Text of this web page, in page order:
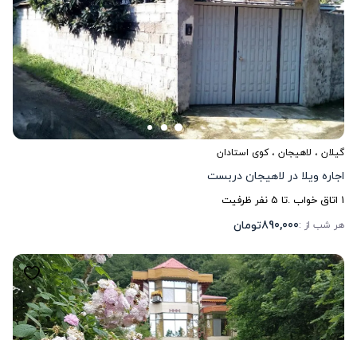
گیلان ، لاهیجان ، کوی استادان
اجاره ویلا در لاهیجان دربست
1 اتاق خواب .تا 5نفر ظرفیت
هر شب از :890,000تومان